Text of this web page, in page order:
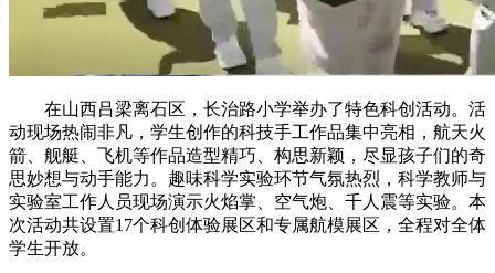
在山西吕梁离石区，长治路小学举办了特色科创活动。活
动现场热闹非凡，学生创作的科技手工作品集中亮相，航天火
箭、舰艇、飞机等作品造型精巧、构思新颖，尽显孩子们的奇
思妙想与动手能力。趣味科学实验环节气氛热烈，科学教师与
实验室工作人员现场演示火焰掌、空气炮、千人震等实验。本
次活动共设置17个科创体验展区和专属航模展区，全程对全体
学生开放。